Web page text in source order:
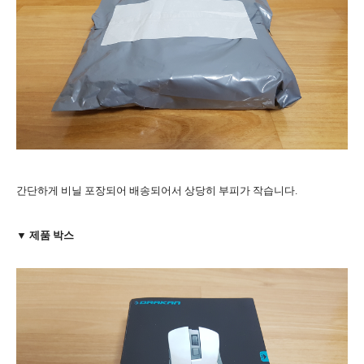
간단하게 비닐 포장되어 배송되어서 상당히 부피가 작습니다.
▼ 제품 박스